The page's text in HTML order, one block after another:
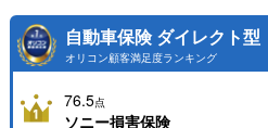
自動車保険 ダイレクト型
オリコン顧客満足度ランキング
76.5点
ソニー損害保険